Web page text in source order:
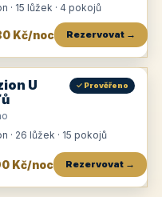
· 15 lůžek · 4 pokojů
Kč/noc Rezervovat →
U
✓ Prověřeno
· 26 lůžek · 15 pokojů
Kč/noc Rezervovat →